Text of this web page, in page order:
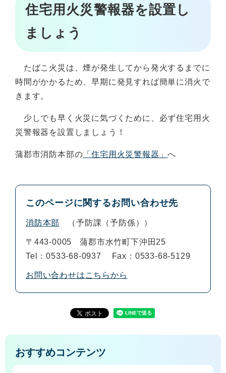
住宅用火災警報器を設置し
ましょう
たばこ火災は、煙が発生してから発火するまでに
時間がかかるため、早期に発見すれば簡単に消火で
きます。
少しでも早く火災に気づくために、必ず住宅用火
災警報器を設置しましょう！
蒲郡市消防本部の 「住宅用火災警報器」へ
このページに関するお問い合わせ先
消防本部 予防課（予防係）
〒443-0005
蒲郡市水竹町下沖田25
Tel：0533-68-0937
Fax：0533-68-5129
お問い合わせはこちらから
おすすめコンテンツ